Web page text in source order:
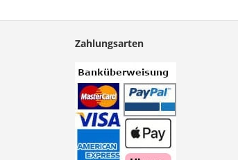
Zahlungsarten